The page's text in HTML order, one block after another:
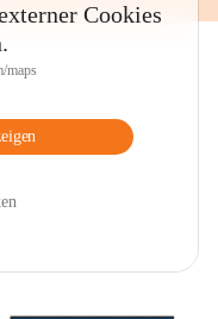
Cookies
maps